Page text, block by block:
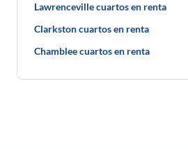
Lawrenceville cuartos en renta
Clarkston cuartos en renta
Chamblee cuartos en renta